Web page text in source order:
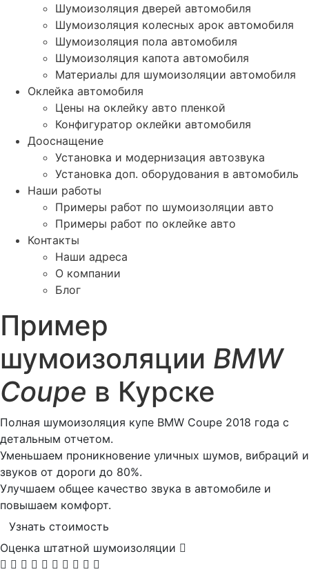
Шумоизоляция дверей автомобиля
Шумоизоляция колесных арок автомобиля
Шумоизоляция пола автомобиля
Шумоизоляция капота автомобиля
Материалы для шумоизоляции автомобиля
Оклейка автомобиля
Цены на оклейку авто пленкой
Конфигуратор оклейки автомобиля
Дооснащение
Установка и модернизация автозвука
Установка доп. оборудования в автомобиль
Наши работы
Примеры работ по шумоизоляции авто
Примеры работ по оклейке авто
Контакты
Наши адреса
О компании
Блог
Пример
шумоизоляции BMW
Coupe в Курске
Полная шумоизоляция купе BMW Coupe 2018 года с
детальным отчетом.
Уменьшаем проникновение уличных шумов, вибраций и
звуков от дороги до 80%.
Улучшаем общее качество звука в автомобиле и
повышаем комфорт.
Узнать стоимость
Оценка штатной шумоизоляции